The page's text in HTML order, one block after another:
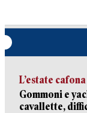
L’estate cafona
Gommoni e
cavallette,